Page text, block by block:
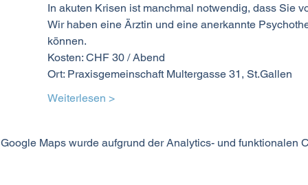
In akuten Krisen ist manchmal notwendig, dass Sie
Wir haben eine Ärztin und eine anerkannte
können.
Kosten: CHF 30 / Abend
Ort: Praxisgemeinschaft Multergasse 31, St.Gallen
Weiterlesen >
Google Maps wurde aufgrund der Analytics- und funktionalen